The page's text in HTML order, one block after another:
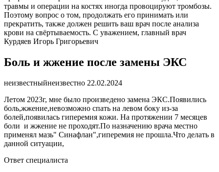
травмы и операции на костях иногда провоцируют тромбозы.
Поэтому вопрос о том, продолжать его принимать или
прекратить, также должен решить ваш врач после анализа
крови на свёртываемость. С уважением, главный врач
Курдяев Игорь Григорьевич
Боль и жжение после замены ЭКС
неизвестныйнеизвестно 22.02.2024
Летом 2023г, мне было произведено замена ЭКС.Появились
боль,жжение,невозможно спать на левом боку из-за
болей,появилась гиперемия кожи. На протяжении 7 месяцев
боли и жжение не проходят.По назначению врача местно
применял мазь" Синафлан",гиперемия не прошла.Что делать в
данной ситуации,
Ответ специалиста